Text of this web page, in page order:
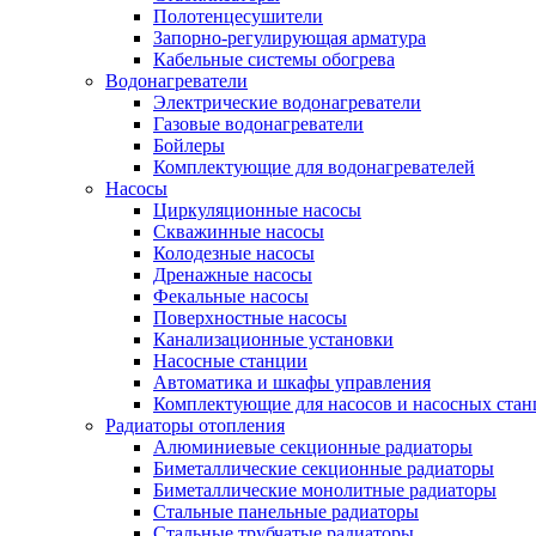
Полотенцесушители
Запорно-регулирующая арматура
Кабельные системы обогрева
Водонагреватели
Электрические водонагреватели
Газовые водонагреватели
Бойлеры
Комплектующие для водонагревателей
Насосы
Циркуляционные насосы
Скважинные насосы
Колодезные насосы
Дренажные насосы
Фекальные насосы
Поверхностные насосы
Канализационные установки
Насосные станции
Автоматика и шкафы управления
Комплектующие для насосов и насосных
Радиаторы отопления
Алюминиевые секционные радиаторы
Биметаллические секционные радиаторы
Биметаллические монолитные радиаторы
Стальные панельные радиаторы